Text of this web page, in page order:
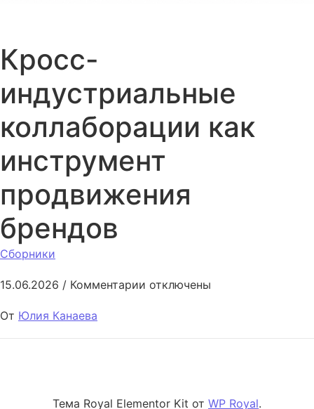
Кросс-
индустриальные
коллаборации как
инструмент
продвижения
брендов
Сборники
15.06.2026 / Комментарии к записи Кросс-
отключены
От Юлия Канаева
Тема Royal Elementor Kit от WP Royal.